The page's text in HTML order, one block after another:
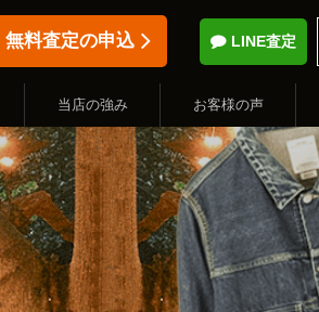
無料査定の申込 LINE査定
当店の強み お客様の声